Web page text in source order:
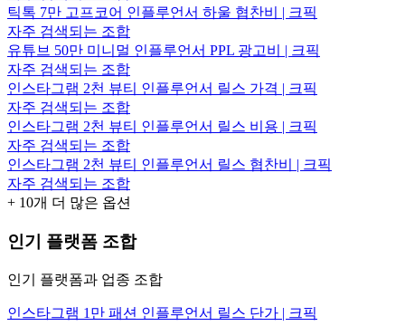
틱톡 7만 고프코어 인플루언서 하울 협찬비 | 크픽
자주 검색되는 조합
유튜브 50만 미니멀 인플루언서 PPL 광고비 | 크픽
자주 검색되는 조합
인스타그램 2천 뷰티 인플루언서 릴스 가격 | 크픽
자주 검색되는 조합
인스타그램 2천 뷰티 인플루언서 릴스 비용 | 크픽
자주 검색되는 조합
인스타그램 2천 뷰티 인플루언서 릴스 협찬비 | 크픽
자주 검색되는 조합
+ 10개 더 많은 옵션
인기 플랫폼 조합
인기 플랫폼과 업종 조합
인스타그램 1만 패션 인플루언서 릴스 단가 | 크픽